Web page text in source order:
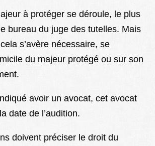
à protéger se déroule, le plus
bureau du juge des tutelles. Mais
s’avère nécessaire, se
du majeur protégé ou sur son
avoir un avocat, cet avocat
date de l’audition.
doivent préciser le droit du